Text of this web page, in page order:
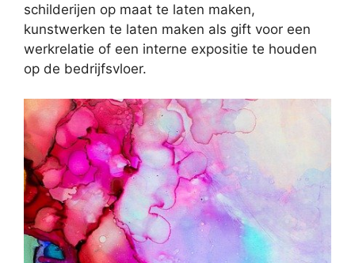
schilderijen op maat te laten maken,
kunstwerken te laten maken als gift voor een
werkrelatie of een interne expositie te houden
op de bedrijfsvloer.